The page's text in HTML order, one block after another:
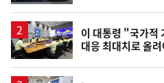
이 대통령 "국가적
대응 최대치로 올